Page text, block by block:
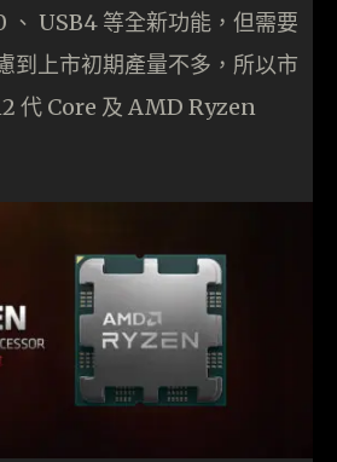
、 USB4 等全新功能，但需要
到上市初期產量不多，所以市
代 Core 及 AMD Ryzen